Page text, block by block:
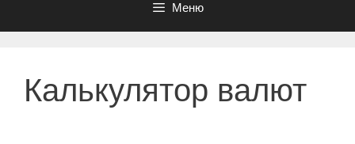
Меню
Калькулятор валют